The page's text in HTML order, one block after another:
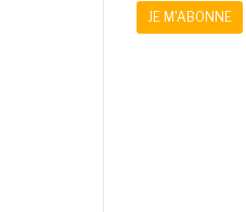
JE M'ABONNE